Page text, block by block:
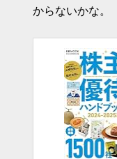
からないかな。